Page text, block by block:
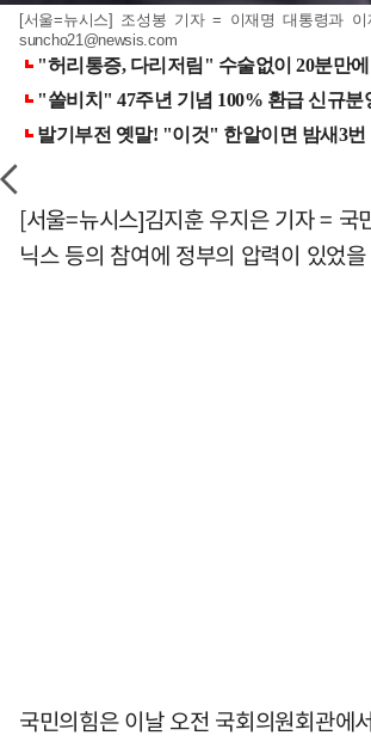
[서울=뉴시스] 조성봉 기자 = 이재명 대통령과
suncho21@newsis.com
[서울=뉴시스]김지훈 우지은 기자 =
닉스 등의 참여에 정부의 압력이 있었
국민의힘은 이날 오전 국회의원회관